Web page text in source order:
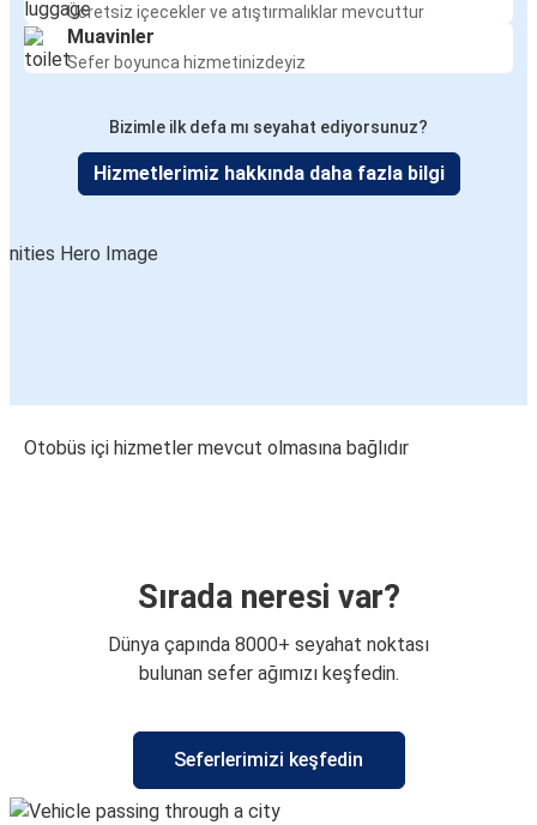
Ücretsiz içecekler ve atıştırmalıklar mevcuttur
Muavinler
Sefer boyunca hizmetinizdeyiz
Bizimle ilk defa mı seyahat ediyorsunuz?
Hizmetlerimiz hakkında daha fazla bilgi
Otobüs içi hizmetler mevcut olmasına bağlıdır
Sırada neresi var?
Dünya çapında 8000+ seyahat noktası
bulunan sefer ağımızı keşfedin.
Seferlerimizi keşfedin